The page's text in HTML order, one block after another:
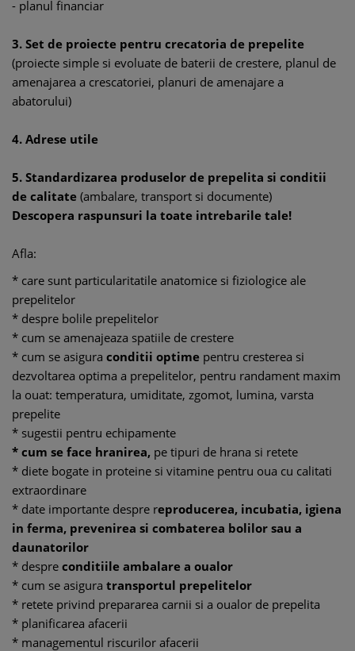
- planul financiar
3. Set de proiecte pentru crecatoria de prepelite
(proiecte simple si evoluate de baterii de crestere, planul de
amenajarea a crescatoriei, planuri de amenajare a
abatorului)
4. Adrese utile
5. Standardizarea produselor de prepelita si conditii
de calitate (ambalare, transport si documente)
Descopera raspunsuri la toate intrebarile tale!
Afla:
* care sunt particularitatile anatomice si fiziologice ale
prepelitelor
* despre bolile prepelitelor
* cum se amenajeaza spatiile de crestere
* cum se asigura conditii optime pentru cresterea si
dezvoltarea optima a prepelitelor, pentru randament maxim
la ouat: temperatura, umiditate, zgomot, lumina, varsta
prepelite
* sugestii pentru echipamente
* cum se face hranirea, pe tipuri de hrana si retete
* diete bogate in proteine si vitamine pentru oua cu calitati
extraordinare
* date importante despre reproducerea, incubatia, igiena
in ferma, prevenirea si combaterea bolilor sau a
daunatorilor
* despre conditiile ambalare a oualor
* cum se asigura transportul prepelitelor
* retete privind prepararea carnii si a oualor de prepelita
* planificarea afacerii
* managementul riscurilor afacerii